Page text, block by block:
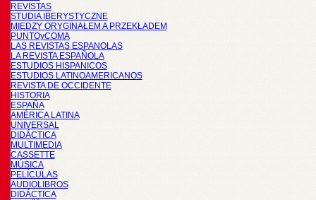
REVISTAS
STUDIA IBERYSTYCZNE
MIĘDZY ORYGINAŁEM A PRZEKŁADEM
PUNTOyCOMA
LAS REVISTAS ESPANOLAS
LA REVISTA ESPAÑOLA
ESTUDIOS HISPANICOS
ESTUDIOS LATINOAMERICANOS
REVISTA DE OCCIDENTE
HISTORIA
ESPAÑA
AMÉRICA LATINA
UNIVERSAL
DIDÁCTICA
MULTIMEDIA
CASSETTE
MÚSICA
PELÍCULAS
AUDIOLIBROS
DIDÁCTICA